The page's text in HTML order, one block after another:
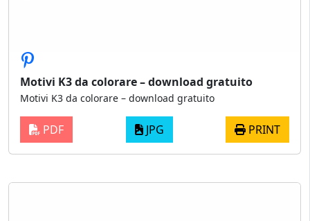
Motivi K3 da colorare – download gratuito
Motivi K3 da colorare – download gratuito
PDF JPG PRINT